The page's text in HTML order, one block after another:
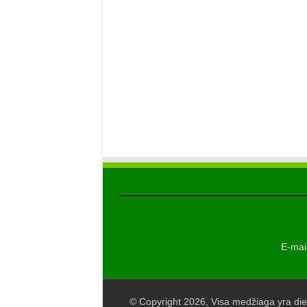
E-
© Copyright 2026, Visa medžiaga yra